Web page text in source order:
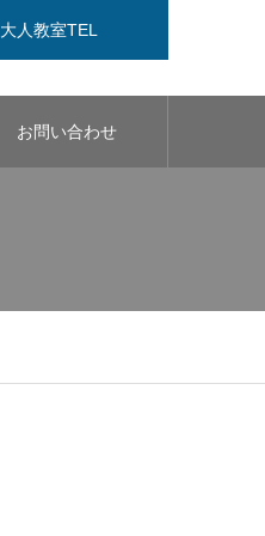
大人教室TEL
お問い合わせ